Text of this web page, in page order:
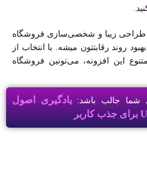
طراحی زیبا و شخصی‌سازی فروشگاه
روند رقابتتون میشه. با انتخاب از
این افزونه، می‌تونین فروشگاه
شما جالب باشد:یادگیری اصول